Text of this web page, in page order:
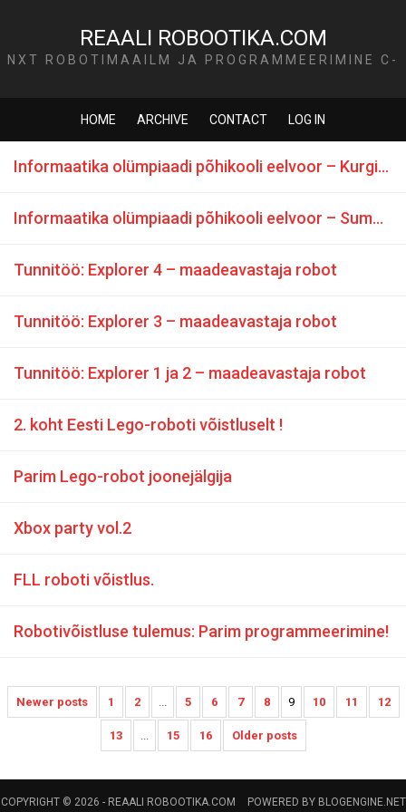
REAALI ROBOOTIKA.COM
NXT ROBOTIMAAILM JA PROGRAMMEERIMINE C-
HOME ARCHIVE CONTACT LOG IN
Informaatika olümpiaadi põhikooli eelvoor – Kurgipeenar
Informaatika olümpiaadi põhikooli eelvoor – Summa arvutamine
Tunnitöö: Explorer 4 – maadeavastaja robot
Tunnitöö: Explorer 3 – maadeavastaja robot
Tunnitöö: Explorer 1 ja 2 – maadeavastaja robot
2. koht Eesti Lego-roboti võistluselt !
Parim Lego-robot joonejälgija
Xbox party vol.2
FLL roboti võistlus.
Robotivõistluse tulemus: Parim programmeerimine!
Newer posts 1 2 ... 5 6 7 8 9 10 11 12
13 ... 15 16 Older posts
COPYRIGHT © 2026 - REAALI ROBOOTIKA.COM POWERED BY BLOGENGINE.NET